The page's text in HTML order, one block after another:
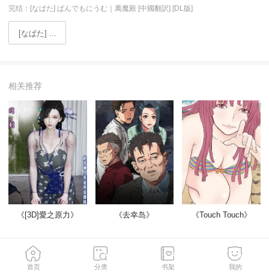
完结：[なぱた] ぱんでもにうむ｜萬魔殿 [中國翻訳] [DL版]
[なぱた] ...
相关推荐
《[3D]愛之原力》 《去幸岛》 《Touch Touch》
收藏 打赏
首页 分类 书架 我的